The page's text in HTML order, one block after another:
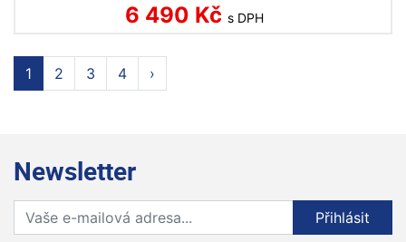
6 490 Kč s DPH
1 2 3 4 ›
Newsletter
Přihlaste se k odběru novinek
Přihlásit